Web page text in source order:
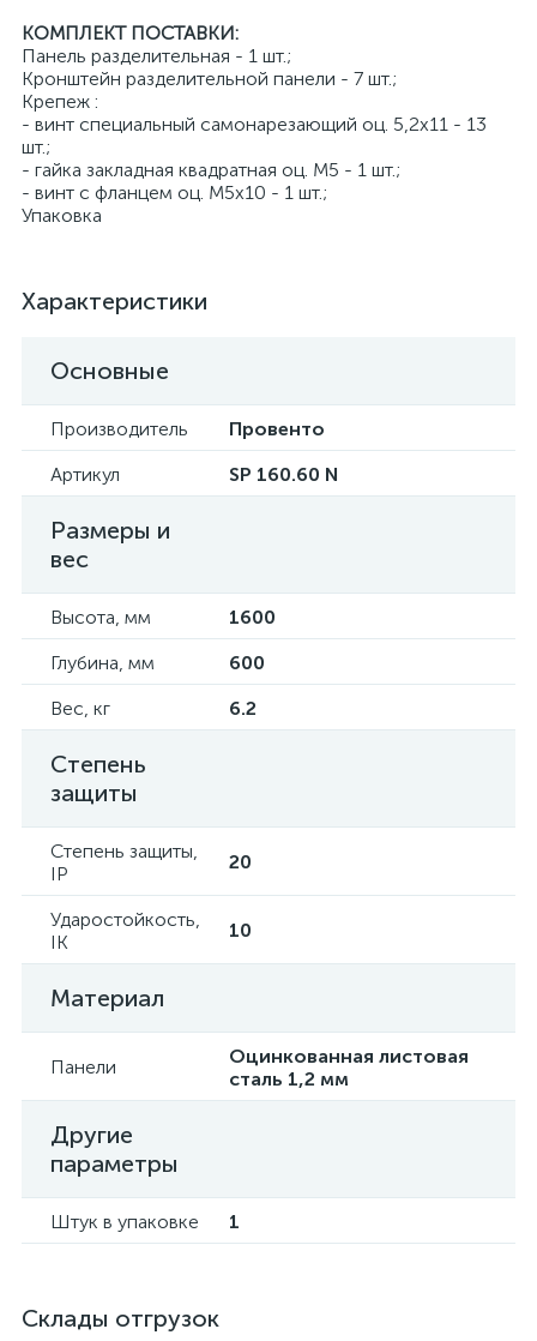
КОМПЛЕКТ ПОСТАВКИ:
Панель разделительная - 1 шт.;
Кронштейн разделительной панели - 7 шт.;
Крепеж :
- винт специальный самонарезающий оц. 5,2x11 - 13
шт.;
- гайка закладная квадратная оц. М5 - 1 шт.;
- винт с фланцем оц. М5x10 - 1 шт.;
Упаковка
Характеристики
Основные
Производитель
Провенто
Артикул
SP 160.60 N
Размеры и
вес
Высота, мм
1600
Глубина, мм
600
Вес, кг
6.2
Степень
защиты
Степень защиты,
IP
20
Ударостойкость,
IK
10
Материал
Панели
Оцинкованная листовая
сталь 1,2 мм
Другие
параметры
Штук в упаковке 1
Склады отгрузок